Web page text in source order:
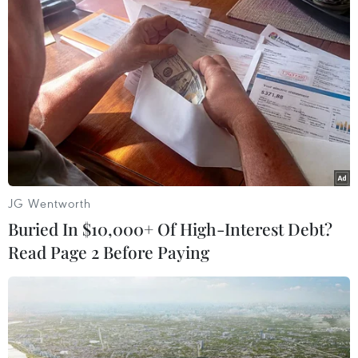
#Nhà tài trợ #Chương trình quốc gia
#Nước sạch
#Môi trường nông thôn
Việt Nam
Theo dõi VietnamPlus
TIN CÙNG CHUYÊN MỤC
JG Wentworth
Buried In $10,000+ Of High-Interest Debt?
Read Page 2 Before Paying